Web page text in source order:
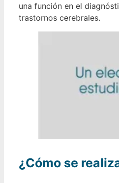
una función en el
trastornos cerebrales.
¿Cómo se